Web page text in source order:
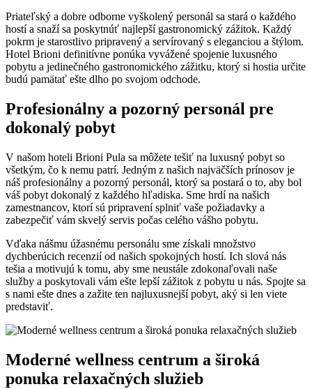
Priateľský a dobre odborne vyškolený personál sa stará o každého
hostí a snaží sa poskytnúť najlepší gastronomický zážitok. Každý
pokrm je starostlivo pripravený a servírovaný s eleganciou a štýlom.
Hotel Brioni definitívne ponúka vyvážené spojenie luxusného
pobytu a jedinečného gastronomického zážitku, ktorý si hostia určite
budú pamätať ešte dlho po svojom odchode.
Profesionálny a pozorný personál pre
dokonalý pobyt
V našom hoteli Brioni Pula sa môžete tešiť na luxusný pobyt so
všetkým, čo k nemu patrí. Jedným z našich najväčších prínosov je
náš profesionálny a pozorný personál, ktorý sa postará o to, aby bol
váš pobyt dokonalý z každého hľadiska. Sme hrdí na našich
zamestnancov, ktorí sú pripravení splniť vaše požiadavky a
zabezpečiť vám skvelý servis počas celého vášho pobytu.
Vďaka nášmu úžasnému personálu sme získali množstvo
dychberúcich recenzií od našich spokojných hostí. Ich slová nás
tešia a motivujú k tomu, aby sme neustále zdokonaľovali naše
služby a poskytovali vám ešte lepší zážitok z pobytu u nás. Spojte sa
s nami ešte dnes a zažite ten najluxusnejší pobyt, aký si len viete
predstaviť.
Moderné wellness centrum a široká
ponuka relaxačných služieb